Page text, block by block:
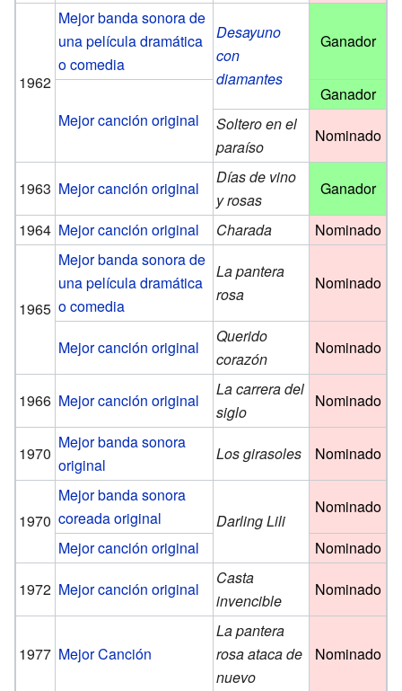
1962
Mejor banda sonora de
una película dramática
o comedia
Desayuno
con
diamantes
Ganador
Mejor canción original
Ganador
Soltero en el
paraíso
Nominado
1963 Mejor canción original
Días de vino
y rosas
Ganador
1964 Mejor canción original Charada Nominado
1965
Mejor banda sonora de
una película dramática
o comedia
La pantera
rosa
Nominado
Mejor canción original
Querido
corazón
Nominado
1966 Mejor canción original
La carrera del
siglo
Nominado
1970
Mejor banda sonora
original
Los girasoles Nominado
1970
Mejor banda sonora
coreada original
Darling Lili
Nominado
Mejor canción original
Nominado
1972 Mejor canción original
Casta
invencible
Nominado
1977 Mejor Canción
La pantera
rosa ataca de
nuevo
Nominado